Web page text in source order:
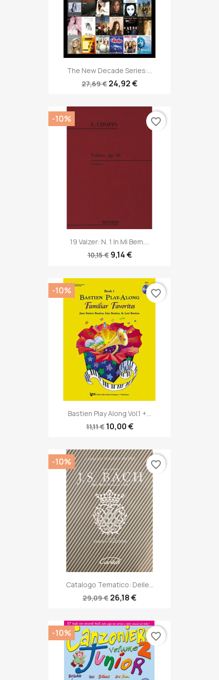
The New Decade Series:...
27,69 € 24,92 €
19 Valzer: N. 1 In Mi Bem....
10,15 € 9,14 €
-10% favorite_border
Bastien Play Along Vol.1 +...
11,11 € 10,00 €
-10% favorite_border
Catalogo Tematico: Delle...
29,09 € 26,18 €
-10% favorite_border
-10% favorite_border